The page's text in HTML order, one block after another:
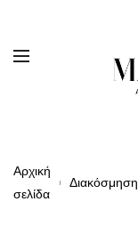
Αρχική
σελίδα
Διακόσμηση